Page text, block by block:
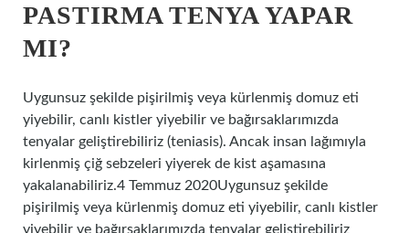
PASTIRMA TENYA YAPAR
MI?
Uygunsuz şekilde pişirilmiş veya kürlenmiş domuz eti
yiyebilir, canlı kistler yiyebilir ve bağırsaklarımızda
tenyalar geliştirebiliriz (teniasis). Ancak insan lağımıyla
kirlenmiş çiğ sebzeleri yiyerek de kist aşamasına
yakalanabiliriz.4 Temmuz 2020Uygunsuz şekilde
pişirilmiş veya kürlenmiş domuz eti yiyebilir, canlı kistler
yiyebilir ve bağırsaklarımızda tenyalar geliştirebiliriz